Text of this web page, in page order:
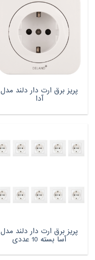
پریز برق ارت دار دلند مدل
آدا
پریز برق ارت دار دلند مدل
آسا بسته 10 عددی